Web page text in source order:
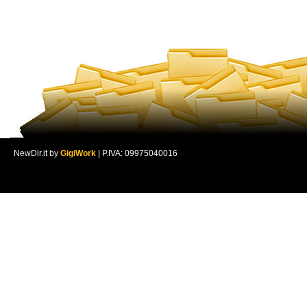
NewDir.it by GigiWork | P.IVA: 09975040016